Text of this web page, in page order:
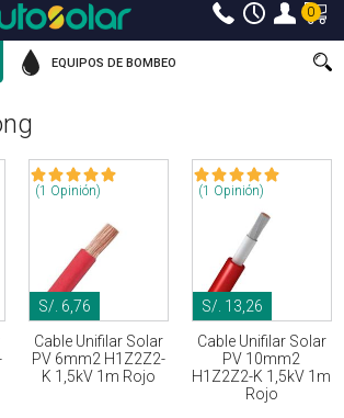
0
EQUIPOS DE BOMBEO
(1 Opinión)
S/. 6,76
Cable Unifilar Solar
PV 6mm2 H1Z2Z2-
K 1,5kV 1m Rojo
(1 Opinión)
S/. 13,26
Cable Unifilar Solar
PV 10mm2
H1Z2Z2-K 1,5kV 1m
Rojo